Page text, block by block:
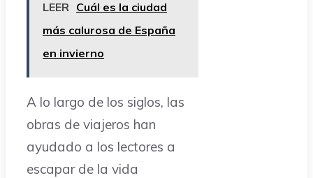
LEER Cuál es la ciudad
más calurosa de España
en invierno
A lo largo de los siglos, las
obras de viajeros han
ayudado a los lectores a
escapar de la vida